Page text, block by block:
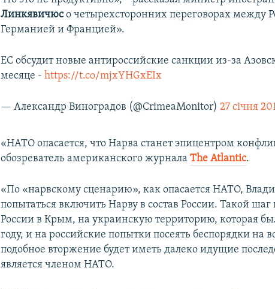
Линкявичюсо четырехсторонних переговорах между
Германией и Францией».
ЕС обсудит новые антироссийские санкции из-за
месяце -https://t.co/mjxYHGxEIx
— Александр Виноградов (@CrimeaMonitor)27 січня
«НАТО опасается, что Нарва станет эпицентром
обозреватель американского журналаThe Atlantic.
«По «нарвскому сценарию», как опасается НАТО,
попытаться включить Нарву в состав России. Такой
России в Крым, на украинскую территорию, которая
году, и на российские попытки посеять беспорядки на
подобное вторжение будет иметь далеко идущие
является членом НАТО.